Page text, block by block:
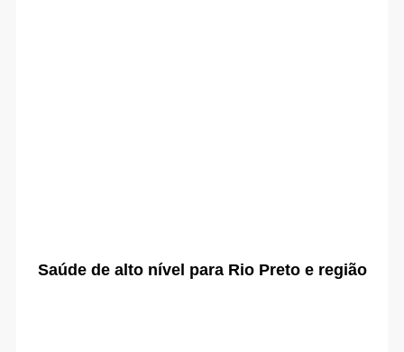
Saúde de alto nível para Rio Preto e região